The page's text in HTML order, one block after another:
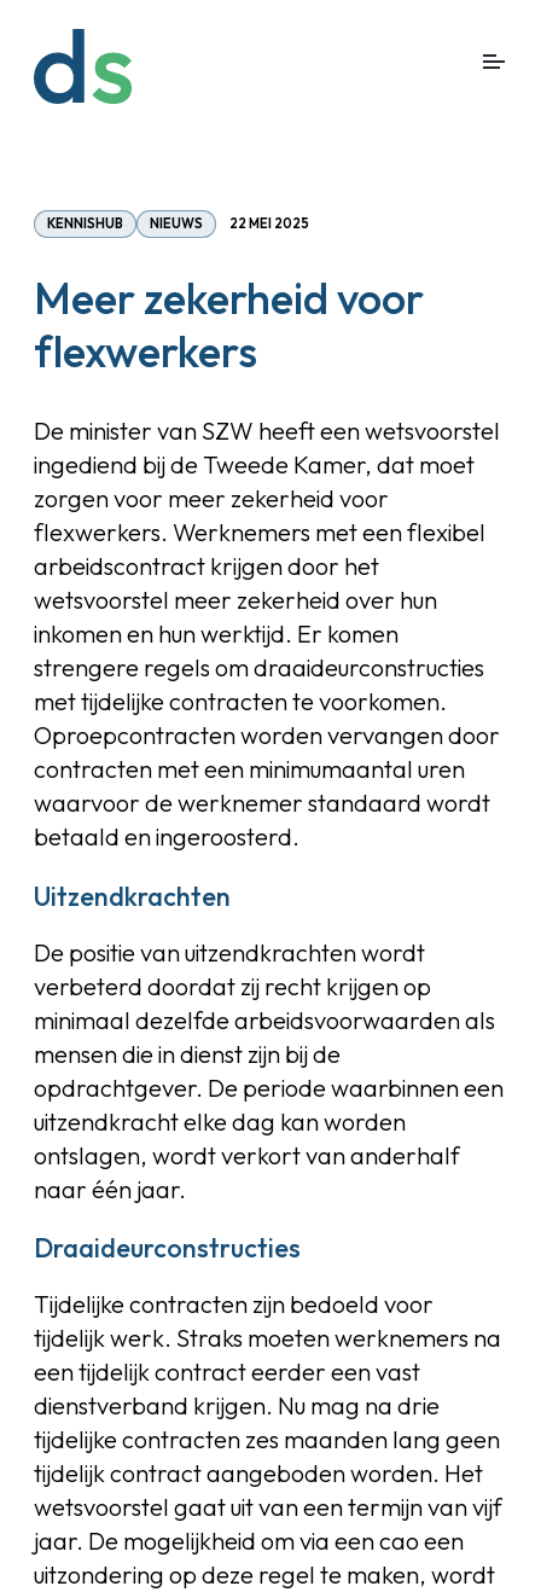
KENNISHUB NIEUWS 22 MEI 2025
Meer zekerheid voor
flexwerkers
De minister van SZW heeft een wetsvoorstel
ingediend bij de Tweede Kamer, dat moet
zorgen voor meer zekerheid voor
flexwerkers. Werknemers met een flexibel
arbeidscontract krijgen door het
wetsvoorstel meer zekerheid over hun
inkomen en hun werktijd. Er komen
strengere regels om draaideurconstructies
met tijdelijke contracten te voorkomen.
Oproepcontracten worden vervangen door
contracten met een minimumaantal uren
waarvoor de werknemer standaard wordt
betaald en ingeroosterd.
Uitzendkrachten
De positie van uitzendkrachten wordt
verbeterd doordat zij recht krijgen op
minimaal dezelfde arbeidsvoorwaarden als
mensen die in dienst zijn bij de
opdrachtgever. De periode waarbinnen een
uitzendkracht elke dag kan worden
ontslagen, wordt verkort van anderhalf
naar één jaar.
Draaideurconstructies
Tijdelijke contracten zijn bedoeld voor
tijdelijk werk. Straks moeten werknemers na
een tijdelijk contract eerder een vast
dienstverband krijgen. Nu mag na drie
tijdelijke contracten zes maanden lang geen
tijdelijk contract aangeboden worden. Het
wetsvoorstel gaat uit van een termijn van vijf
jaar. De mogelijkheid om via een cao een
uitzondering op deze regel te maken, wordt